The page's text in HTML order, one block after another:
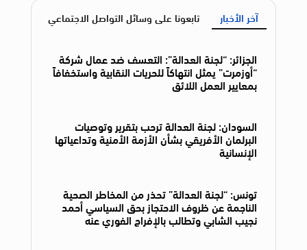
آخر الأخبار تابعونا على وسائل التواصل الاجتماعي
الجزائر: “لجنة العدالة”: التعسف ضد عمال شركة
“أوزمرت” يمثل انتهاكاً للحريات النقابية واستخفافاً
بمعايير العمل اللائق
السودان: لجنة العدالة ترحب بتقرير وتوصيات
البرلمان الأفريقي بشأن الأزمة الأمنية وتداعياتها
الإنسانية
تونس: “لجنة العدالة” تحذر من المخاطر الصحية
الناجمة عن ظروف الاحتجاز بحق السياسي أحمد
نجيب الشابي وتطالب بالإفراج الفوري عنه